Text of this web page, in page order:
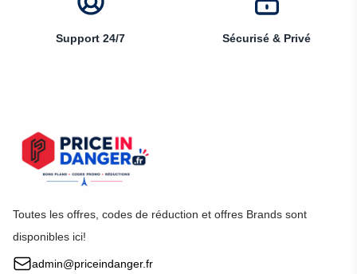
Support 24/7 Sécurisé & Privé
Toutes les offres, codes de réduction et offres Brands sont
disponibles ici!
admin@priceindanger.fr